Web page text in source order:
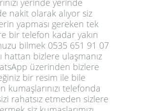
yerinde yerinde
nakit olarak alıyor siz
yapması gereken tek
bir telefon kadar yakın
bilmek 0535 651 91 07
hattan bizlere ulaşmanız
üzerinden bizlere
bir resim ile bile
kumaşlarınızı telefonda
rahatsız etmeden sizlere